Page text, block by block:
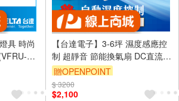
具 時尚
【台達電子】3-6坪 濕度感應控
制 超靜音 節能換氣扇 DC直流
三年保固(VFB21ABHT3)
贈OPENPOINT
訂單滿999享9折
$ 3200
$2,100